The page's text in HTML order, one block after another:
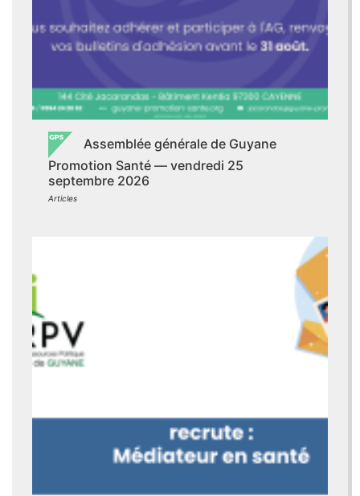
Assemblée générale de Guyane
Promotion Santé — vendredi 25
septembre 2026
Articles